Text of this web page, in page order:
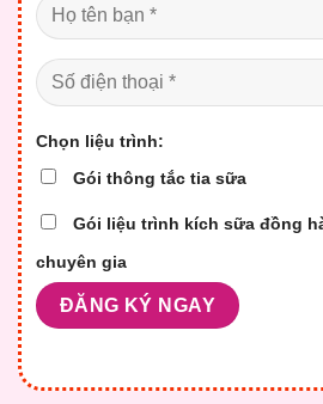
Chọn liệu trình:
Gói thông tắc tia sữa
Gói liệu trình kích sữa đồng
chuyên gia